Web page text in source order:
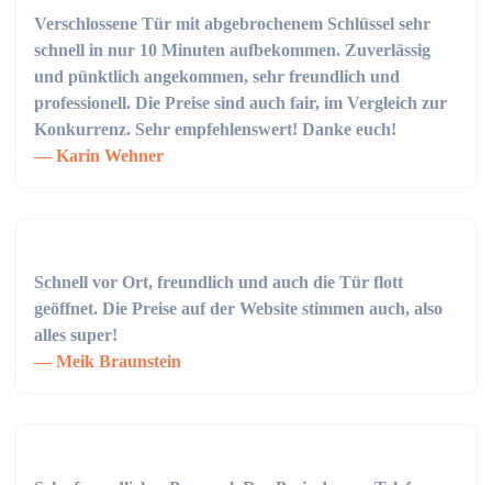
Verschlossene Tür mit abgebrochenem Schlüssel sehr
schnell in nur 10 Minuten aufbekommen. Zuverlässig
und pünktlich angekommen, sehr freundlich und
professionell. Die Preise sind auch fair, im Vergleich zur
Konkurrenz. Sehr empfehlenswert! Danke euch!
Karin Wehner
Schnell vor Ort, freundlich und auch die Tür flott
geöffnet. Die Preise auf der Website stimmen auch, also
alles super!
Meik Braunstein